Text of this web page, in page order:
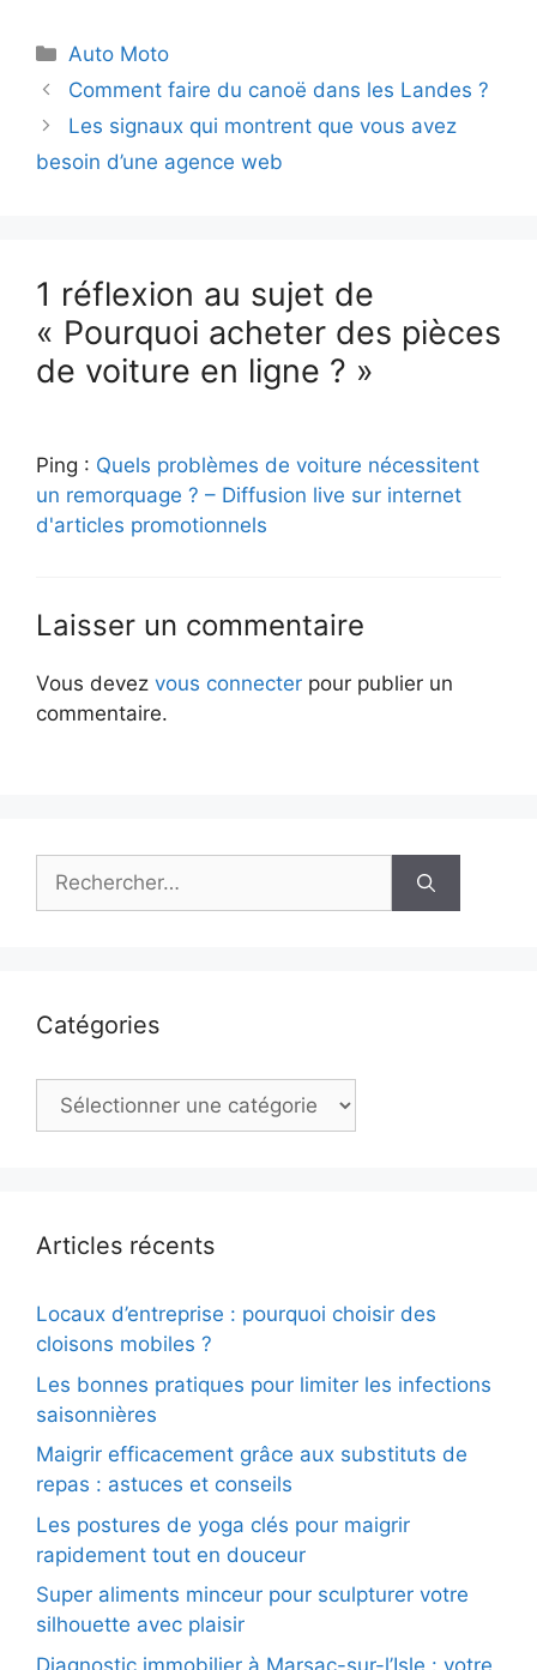
Catégories
Auto Moto
Comment faire du canoë dans les Landes ?
Les signaux qui montrent que vous avez
besoin d’une agence web
1 réflexion au sujet de
« Pourquoi acheter des pièces
de voiture en ligne ? »
Ping : Quels problèmes de voiture nécessitent
un remorquage ? – Diffusion live sur internet
d'articles promotionnels
Laisser un commentaire
Vous devez vous connecter pour publier un
commentaire.
Rechercher :
Catégories
Catégories
Articles récents
Locaux d’entreprise : pourquoi choisir des
cloisons mobiles ?
Les bonnes pratiques pour limiter les infections
saisonnières
Maigrir efficacement grâce aux substituts de
repas : astuces et conseils
Les postures de yoga clés pour maigrir
rapidement tout en douceur
Super aliments minceur pour sculpturer votre
silhouette avec plaisir
Diagnostic immobilier à Marsac-sur-l’Isle : votre